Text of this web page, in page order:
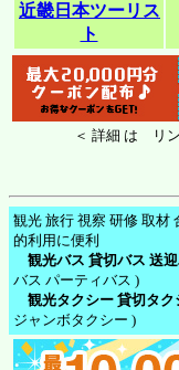
近畿日本ツーリス
ト
＜ 詳細 は リ
観光 旅行 視察 研修 取材
的利用に便利
観光バス 貸切バス 送
バス パーティバス )
観光タクシー 貸切タ
ジャンボタクシー )